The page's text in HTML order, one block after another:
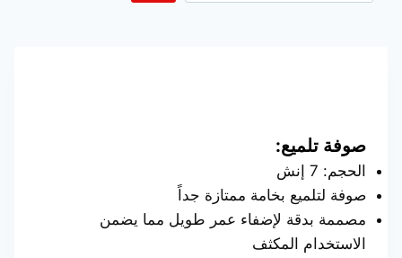
صوفة تلميع:
الحجم: 7 إنش
صوفة لتلميع بخامة ممتازة جداً
مصممة بدقة لإضفاء عمر طويل مما يضمن
الاستخدام المكثف